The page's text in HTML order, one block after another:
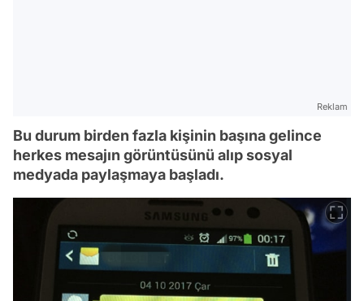
Reklam
Bu durum birden fazla kişinin başına gelince
herkes mesajın görüntüsünü alıp sosyal
medyada paylaşmaya başladı.